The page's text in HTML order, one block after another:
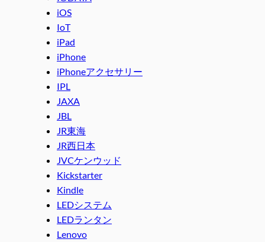
iOS
IoT
iPad
iPhone
iPhoneアクセサリー
IPL
JAXA
JBL
JR東海
JR西日本
JVCケンウッド
Kickstarter
Kindle
LEDシステム
LEDランタン
Lenovo